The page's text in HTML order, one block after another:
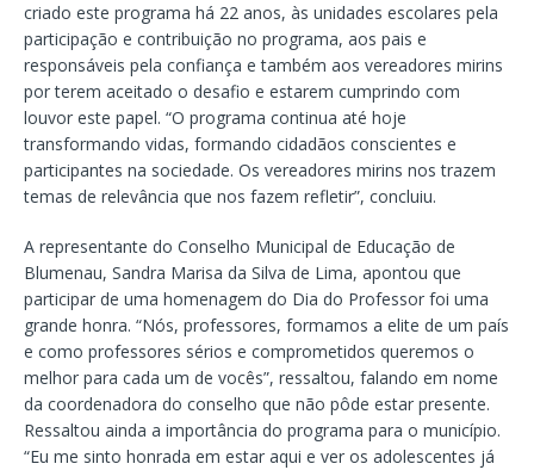
criado este programa há 22 anos, às unidades escolares pela
participação e contribuição no programa, aos pais e
responsáveis pela confiança e também aos vereadores mirins
por terem aceitado o desafio e estarem cumprindo com
louvor este papel. “O programa continua até hoje
transformando vidas, formando cidadãos conscientes e
participantes na sociedade. Os vereadores mirins nos trazem
temas de relevância que nos fazem refletir”, concluiu.
A representante do Conselho Municipal de Educação de
Blumenau, Sandra Marisa da Silva de Lima, apontou que
participar de uma homenagem do Dia do Professor foi uma
grande honra. “Nós, professores, formamos a elite de um país
e como professores sérios e comprometidos queremos o
melhor para cada um de vocês”, ressaltou, falando em nome
da coordenadora do conselho que não pôde estar presente.
Ressaltou ainda a importância do programa para o município.
“Eu me sinto honrada em estar aqui e ver os adolescentes já